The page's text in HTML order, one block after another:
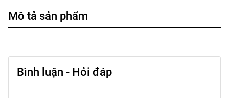
Mô tả sản phẩm
Bình luận - Hỏi đáp